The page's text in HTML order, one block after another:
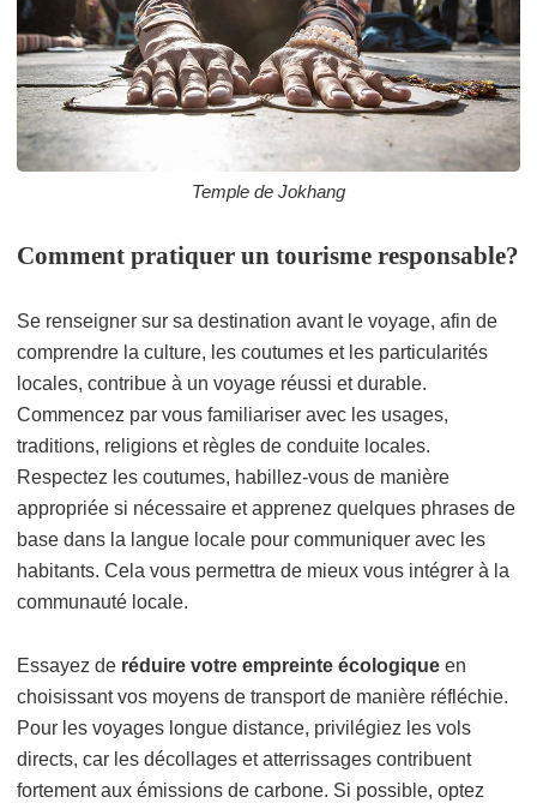
Temple de Jokhang
Comment pratiquer un tourisme responsable?
Se renseigner sur sa destination avant le voyage, afin de
comprendre la culture, les coutumes et les particularités
locales, contribue à un voyage réussi et durable.
Commencez par vous familiariser avec les usages,
traditions, religions et règles de conduite locales.
Respectez les coutumes, habillez-vous de manière
appropriée si nécessaire et apprenez quelques phrases de
base dans la langue locale pour communiquer avec les
habitants. Cela vous permettra de mieux vous intégrer à la
communauté locale.
Essayez de réduire votre empreinte écologique en
choisissant vos moyens de transport de manière réfléchie.
Pour les voyages longue distance, privilégiez les vols
directs, car les décollages et atterrissages contribuent
fortement aux émissions de carbone. Si possible, optez